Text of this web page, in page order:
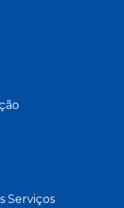
Serviços